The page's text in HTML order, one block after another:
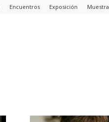
Encuentros Exposición Muestra